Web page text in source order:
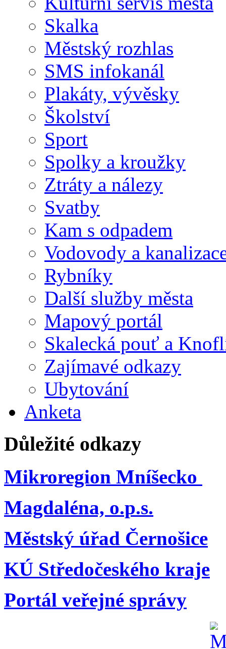
Skalka
Městský rozhlas
SMS infokanál
Plakáty, vývěsky
Školství
Sport
Spolky a kroužky
Ztráty a nálezy
Svatby
Kam s odpadem
Vodovody a
Rybníky
Další služby města
Mapový portál
Skalecká pouť a
Zajímavé odkazy
Ubytování
Anketa
Důležité odkazy
Mikroregion Mníšecko
Magdaléna, o.p.s.
Městský úřad Černošice
KÚ Středočeského kraje
Portál veřejné správy